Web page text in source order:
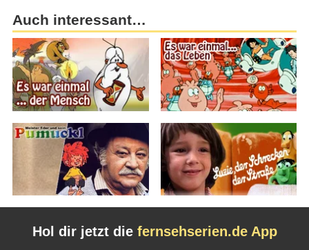
Auch interessant…
Hol dir jetzt die fernsehserien.de App